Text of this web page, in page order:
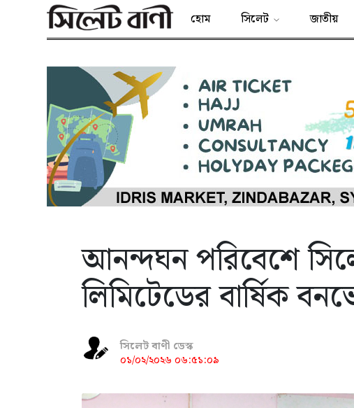
হোম সিলেট জাতীয়
আনন্দঘন পরিবেশে
লিমিটেডের বার্ষিক
সিলেট বাণী ডেস্ক
০১/০২/২০২৬ ০৬:৫১:০৯